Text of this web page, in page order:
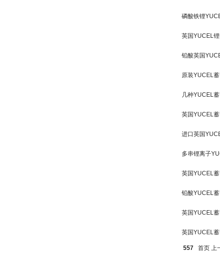
磷酸铁锂
英国YUCEL
铅酸英国
原装YUCEL
几种YUCEL
英国YUCEL
进口英国
多串锂离子
英国YUCEL
铅酸YUCEL
英国YUCEL
英国YUCEL
557 首页 上